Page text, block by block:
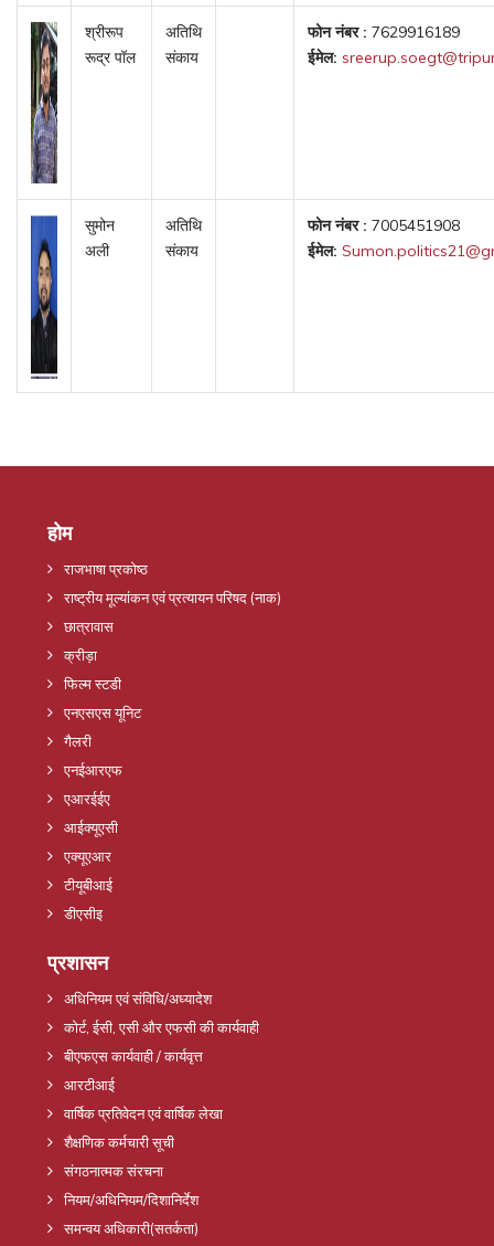
श्रीरूप
रूद्र पॉल
अतिथि
संकाय
फोन नंबर : 7629916189
ईमेल:
सुमोन
अली
अतिथि
संकाय
फोन नंबर : 7005451908
ईमेल:
होम
राजभाषा प्रकोष्ठ
राष्ट्रीय मूल्यांकन एवं प्रत्यायन परिषद (नाक)
छात्रावास
क्रीड़ा
फिल्म स्टडी
एनएसएस यूनिट
गैलरी
एनईआरएफ
एआरईईए
आईक्यूएसी
एक्यूएआर
टीयूबीआई
डीएसीइ
प्रशासन
अधिनियम एवं संविधि/अध्यादेश
कोर्ट, ईसी, एसी और एफसी की कार्यवाही
बीएफएस कार्यवाही / कार्यवृत्त
आरटीआई
वार्षिक प्रतिवेदन एवं वार्षिक लेखा
शैक्षणिक कर्मचारी सूची
संगठनात्मक संरचना
नियम/अधिनियम/दिशानिर्देश
समन्वय अधिकारी(सतर्कता)